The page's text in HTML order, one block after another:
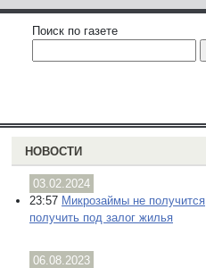
Поиск по газете
НОВОСТИ
03.02.2024
23:57 Микрозаймы не получится
получить под залог жилья
06.08.2023